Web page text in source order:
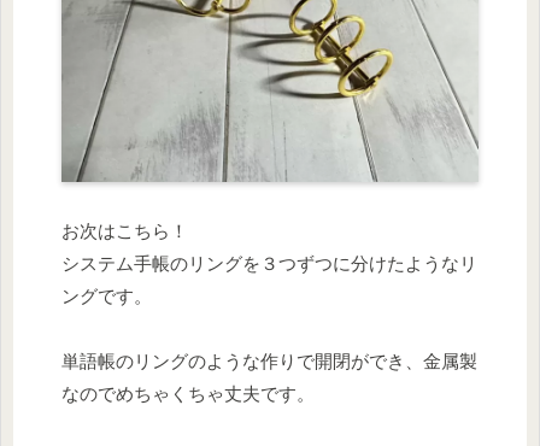
お次はこちら！
システム手帳のリングを３つずつに分けたようなリ
ングです。
単語帳のリングのような作りで開閉ができ、金属製
なのでめちゃくちゃ丈夫です。